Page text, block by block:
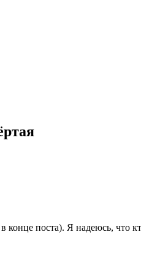
поста). Я надеюсь, что